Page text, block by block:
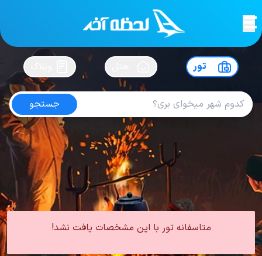
لحظه آخرسفرت رو بساز !
تور
جستجو
تور چابهار فروردین
4.6 از5| از100 کاربر
تور داخلی تور چابهار
تور چابهار بهار
متاسفانه تور با این مشخصات یافت نشد!